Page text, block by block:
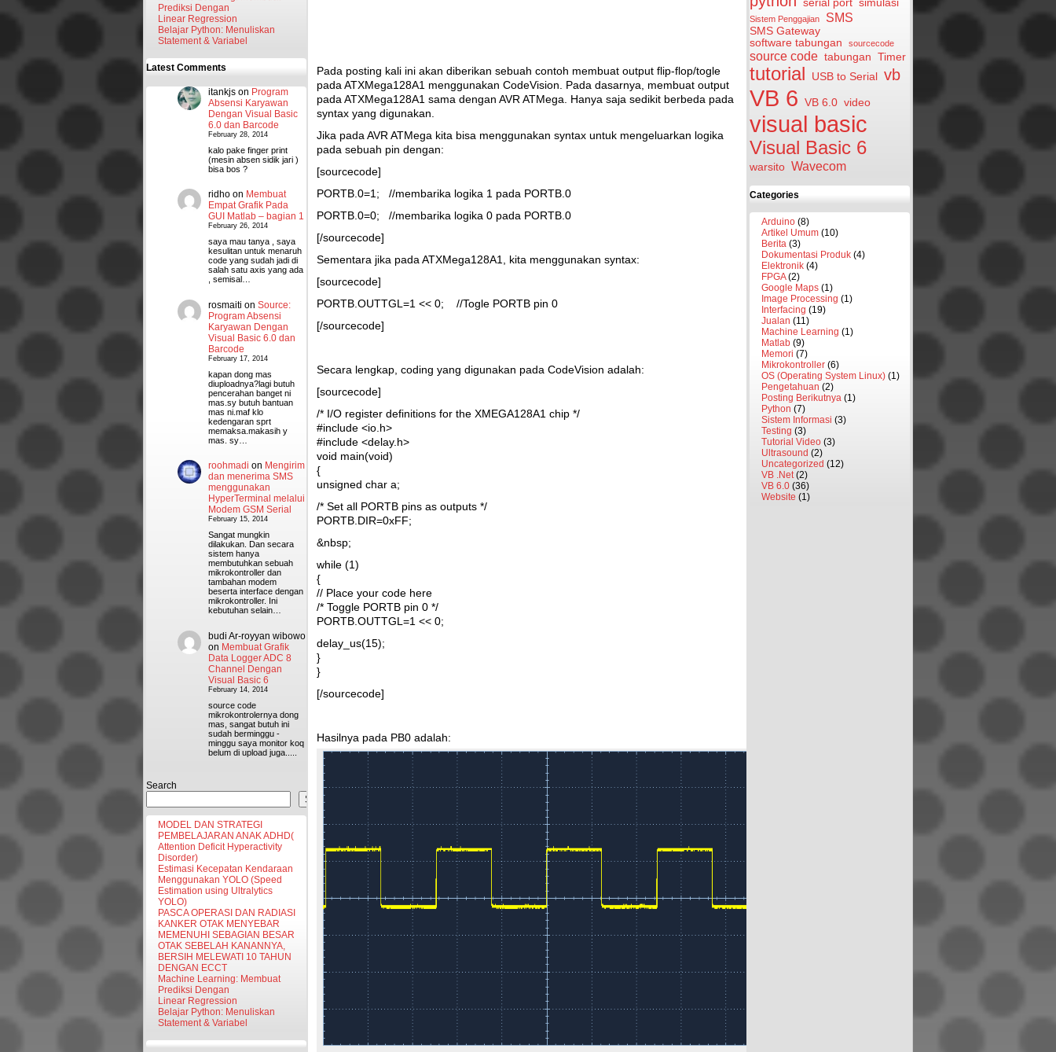
Prediksi Dengan
Linear Regression
Belajar Python: Menuliskan
Statement & Variabel
Latest Comments
itankjs on Program
Absensi Karyawan
Dengan Visual Basic
6.0 dan Barcode
February 28, 2014
kalo pake finger print
(mesin absen sidik jari )
bisa bos ?
ridho on Membuat
Empat Grafik Pada
GUI Matlab – bagian 1
February 26, 2014
saya mau tanya , saya
kesulitan untuk menaruh
code yang sudah jadi di
salah satu axis yang ada
, semisal…
rosmaiti on Source:
Program Absensi
Karyawan Dengan
Visual Basic 6.0 dan
Barcode
February 17, 2014
kapan dong mas
diuploadnya?lagi butuh
pencerahan banget ni
mas.sy butuh bantuan
mas ni.maf klo
kedengaran sprt
memaksa.makasih y
mas. sy…
roohmadi on Mengirim
dan menerima SMS
menggunakan
HyperTerminal melalui
Modem GSM Serial
February 15, 2014
Sangat mungkin
dilakukan. Dan secara
sistem hanya
membutuhkan sebuah
mikrokontroller dan
tambahan modem
beserta interface dengan
mikrokontroller. Ini
kebutuhan selain…
budi Ar-royyan wibowo
on Membuat Grafik
Data Logger ADC 8
Channel Dengan
Visual Basic 6
February 14, 2014
source code
mikrokontrolernya dong
mas, sangat butuh ini
sudah berminggu -
minggu saya monitor koq
belum di upload juga.....
Search
Search
MODEL DAN STRATEGI
PEMBELAJARAN ANAK ADHD(
Attention Deficit Hyperactivity
Disorder)
Estimasi Kecepatan Kendaraan
Menggunakan YOLO (Speed
Estimation using Ultralytics
YOLO)
PASCA OPERASI DAN RADIASI
KANKER OTAK MENYEBAR
MEMENUHI SEBAGIAN BESAR
OTAK SEBELAH KANANNYA,
BERSIH MELEWATI 10 TAHUN
DENGAN ECCT
Machine Learning: Membuat
Prediksi Dengan
Linear Regression
Belajar Python: Menuliskan
Statement & Variabel
Pada posting kali ini akan diberikan sebuah contoh membuat output flip-flop/togle
pada ATXMega128A1 menggunakan CodeVision. Pada dasarnya, membuat output
pada ATXMega128A1 sama dengan AVR ATMega. Hanya saja sedikit berbeda pada
syntax yang digunakan.
Jika pada AVR ATMega kita bisa menggunakan syntax untuk mengeluarkan logika
pada sebuah pin dengan:
[sourcecode]
PORTB.0=1; //membarika logika 1 pada PORTB.0
PORTB.0=0; //membarika logika 0 pada PORTB.0
[/sourcecode]
Sementara jika pada ATXMega128A1, kita menggunakan syntax:
[sourcecode]
PORTB.OUTTGL=1 << 0; //Togle PORTB pin 0
[/sourcecode]
Secara lengkap, coding yang digunakan pada CodeVision adalah:
[sourcecode]
/* I/O register definitions for the XMEGA128A1 chip */
#include <io.h>
#include <delay.h>
void main(void)
{
unsigned char a;
/* Set all PORTB pins as outputs */
PORTB.DIR=0xFF;
&nbsp;
while (1)
{
// Place your code here
/* Toggle PORTB pin 0 */
PORTB.OUTTGL=1 << 0;
delay_us(15);
}
}
[/sourcecode]
Hasilnya pada PB0 adalah:
serial port simulasi
Sistem Penggajian SMS
SMS Gateway
software tabungan
sourcecode
source code tabungan Timer
tutorial USB to Serial vb
VB 6 VB 6.0 video
visual basic
Visual Basic 6
warsito Wavecom
Categories
Arduino (8)
Artikel Umum (10)
Berita (3)
Dokumentasi Produk (4)
Elektronik (4)
FPGA(2)
Google Maps (1)
Image Processing (1)
Interfacing (19)
Jualan (11)
Machine Learning (1)
Matlab (9)
Memori (7)
Mikrokontroller (6)
OS (Operating System Linux) (1)
Pengetahuan (2)
Posting Berikutnya (1)
Python (7)
Sistem Informasi (3)
Testing (3)
Tutorial Video (3)
Ultrasound (2)
Uncategorized (12)
VB .Net(2)
VB 6.0 (36)
Website (1)